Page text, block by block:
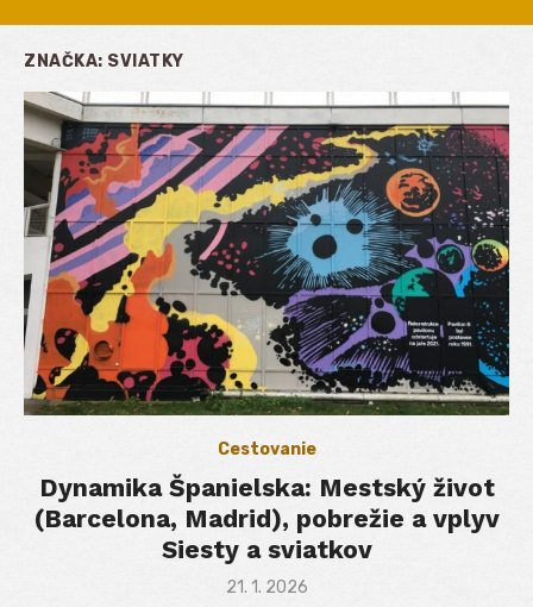
ZNAČKA: SVIATKY
Cestovanie
Dynamika Španielska: Mestský život
(Barcelona, Madrid), pobrežie a vplyv
Siesty a sviatkov
Posted
21. 1. 2026